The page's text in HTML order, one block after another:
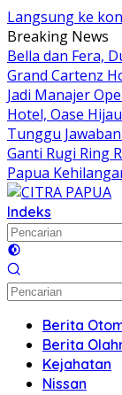
Langsung ke
Breaking News
Bella dan Fera,
Grand Cartenz
Jadi Manajer
Hotel, Oase
Tunggu
Ganti Rugi Ring
Papua
Indeks
Berita
Berita
Kejahatan
Nissan